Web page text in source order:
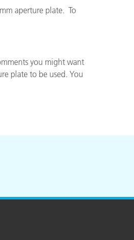
aperture plate. To
you might want
plate to be used. You